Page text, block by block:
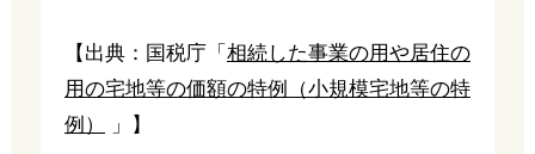
【出典：国税庁「 相続した事業の用や居住の
用の宅地等の価額の特例（小規模宅地等の特
例）
」】